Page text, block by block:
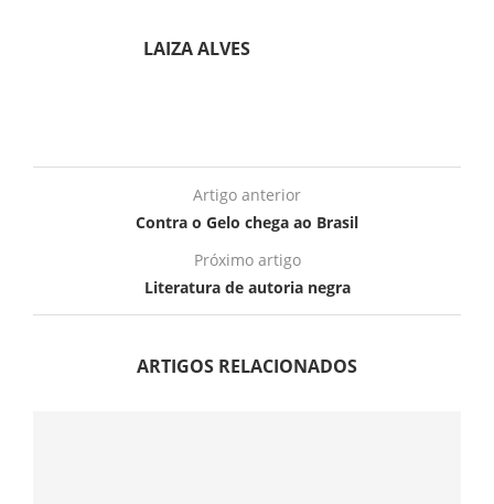
LAIZA ALVES
Artigo anterior
Contra o Gelo chega ao Brasil
Próximo artigo
Literatura de autoria negra
ARTIGOS RELACIONADOS